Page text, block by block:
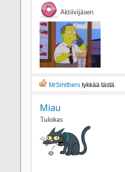
MrSmitherstykkää tästä.
Miau